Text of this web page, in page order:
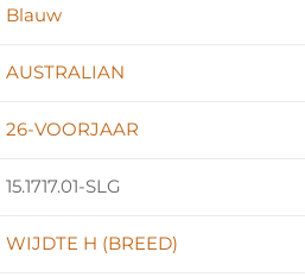
Blauw
AUSTRALIAN
26-VOORJAAR
15.1717.01-SLG
WIJDTE H (BREED)